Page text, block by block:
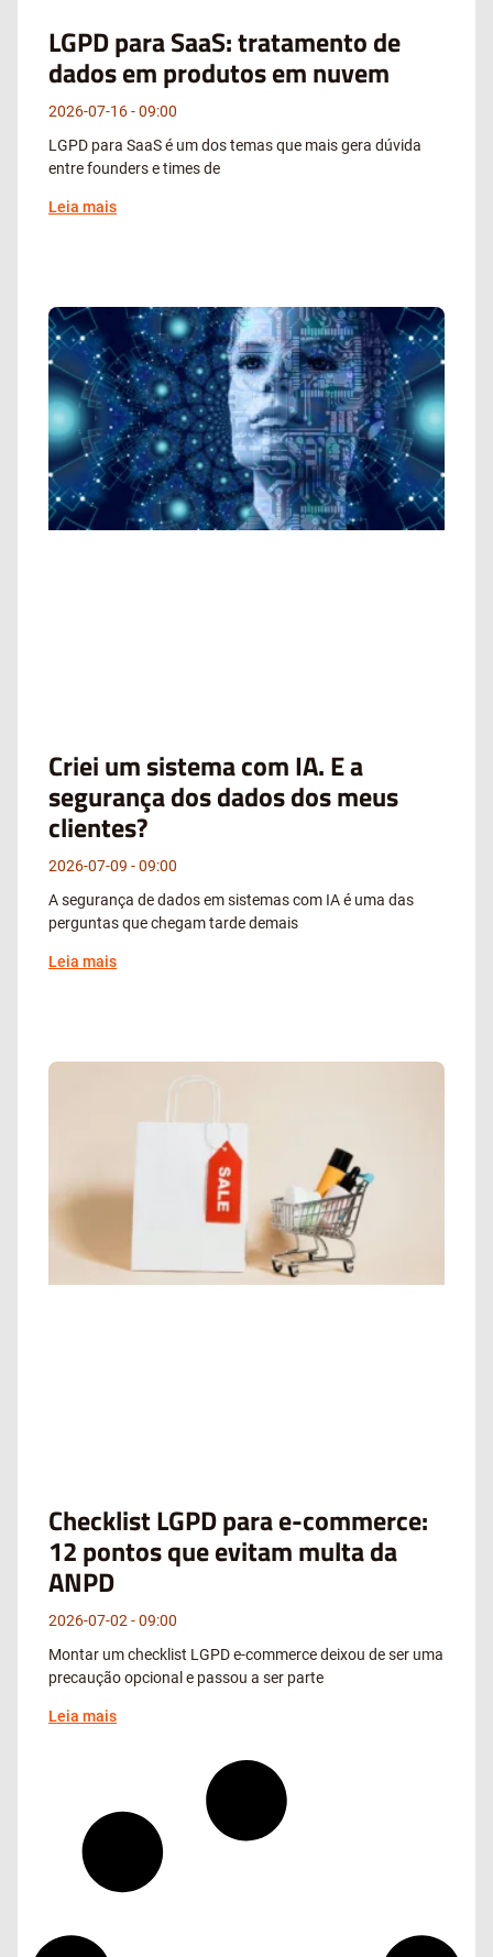
LGPD para SaaS: tratamento de
dados em produtos em nuvem
2026-07-16
09:00
LGPD para SaaS é um dos temas que mais gera dúvida
entre founders e times de
Leia mais
Criei um sistema com IA. E a
segurança dos dados dos meus
clientes?
2026-07-09
09:00
A segurança de dados em sistemas com IA é uma das
perguntas que chegam tarde demais
Leia mais
Checklist LGPD para e-commerce:
12 pontos que evitam multa da
ANPD
2026-07-02
09:00
Montar um checklist LGPD e-commerce deixou de ser uma
precaução opcional e passou a ser parte
Leia mais